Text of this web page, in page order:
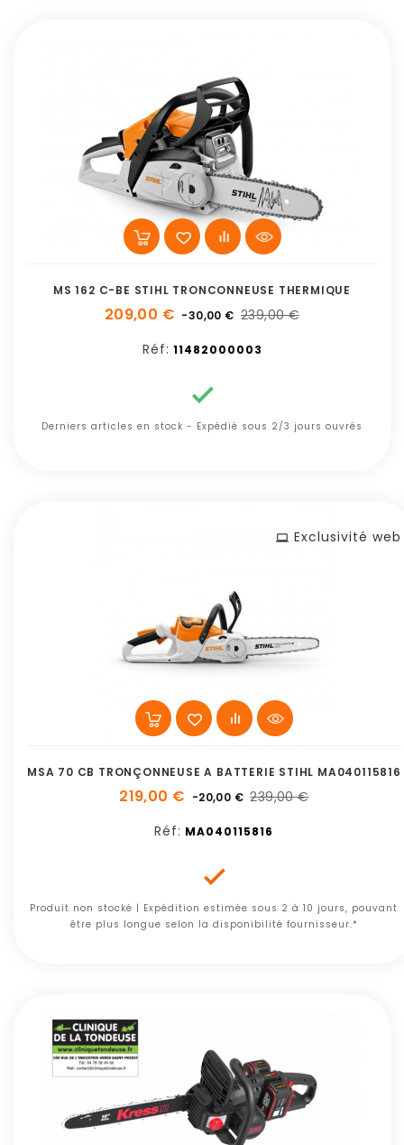
MS 162 C-BE STIHL TRONCONNEUSE THERMIQUE
209,00 € -30,00 € 239,00 €
Réf: 11482000003

Derniers articles en stock - Expédié sous 2/3 jours ouvrés
Exclusivité web
MSA 70 CB TRONÇONNEUSE A BATTERIE STIHL MA040115816
219,00 € -20,00 € 239,00 €
Réf: MA040115816

Produit non stocké | Expédition estimée sous 2 à 10 jours, pouvant
être plus longue selon la disponibilité fournisseur.*